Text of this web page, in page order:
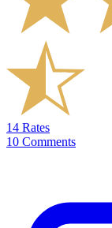
14 Rates
10 Comments